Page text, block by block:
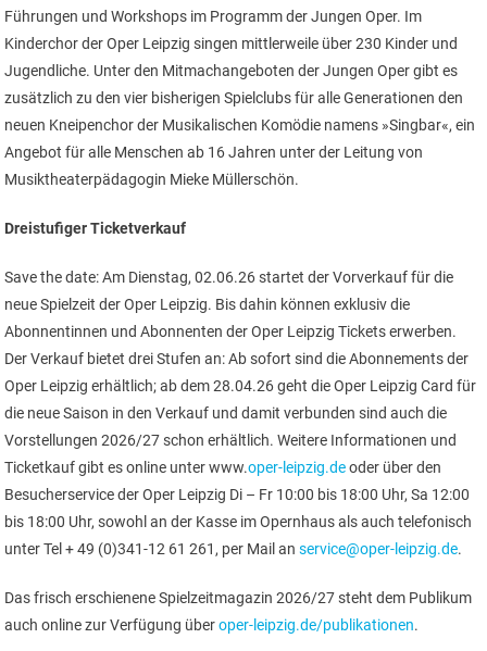
Führungen und Workshops im Programm der Jungen Oper. Im
Kinderchor der Oper Leipzig singen mittlerweile über 230 Kinder und
Jugendliche. Unter den Mitmachangeboten der Jungen Oper gibt es
zusätzlich zu den vier bisherigen Spielclubs für alle Generationen den
neuen Kneipenchor der Musikalischen Komödie namens »Singbar«, ein
Angebot für alle Menschen ab 16 Jahren unter der Leitung von
Musiktheaterpädagogin Mieke Müllerschön.
Dreistufiger Ticketverkauf
Save the date: Am Dienstag, 02.06.26 startet der Vorverkauf für die
neue Spielzeit der Oper Leipzig. Bis dahin können exklusiv die
Abonnentinnen und Abonnenten der Oper Leipzig Tickets erwerben.
Der Verkauf bietet drei Stufen an: Ab sofort sind die Abonnements der
Oper Leipzig erhältlich; ab dem 28.04.26 geht die Oper Leipzig Card für
die neue Saison in den Verkauf und damit verbunden sind auch die
Vorstellungen 2026/27 schon erhältlich. Weitere Informationen und
Ticketkauf gibt es online unter www.oper-leipzig.deoder über den
Besucherservice der Oper Leipzig Di – Fr 10:00 bis 18:00 Uhr, Sa 12:00
bis 18:00 Uhr, sowohl an der Kasse im Opernhaus als auch telefonisch
unter Tel + 49 (0)341-12 61 261, per Mail anservice@oper-leipzig.de.
Das frisch erschienene Spielzeitmagazin 2026/27 steht dem Publikum
auch online zur Verfügung überoper-leipzig.de/publikationen.